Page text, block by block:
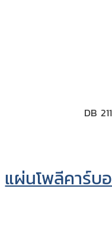
DB
แผ่นโพลีคาร์